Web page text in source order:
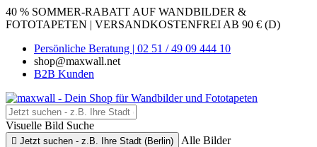
40 % SOMMER-RABATT AUF WANDBILDER &
FOTOTAPETEN | VERSANDKOSTENFREI AB 90 € (D)
Persönliche Beratung | 02 51 / 49 09 444 10
shop@maxwall.net
B2B Kunden
Visuelle Bild Suche
 Jetzt suchen - z.B. Ihre Stadt (Berlin)
Alle Bilder